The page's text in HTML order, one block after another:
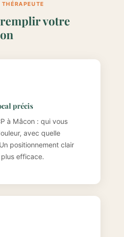
votre
précis
à Mâcon : qui vous
avec quelle
positionnement clair
efficace.